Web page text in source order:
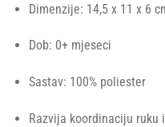
Dimenzije: 14,5 x 11 x 6
Dob: 0+ mjeseci
Sastav: 100% poliester
Razvija koordinaciju ruku